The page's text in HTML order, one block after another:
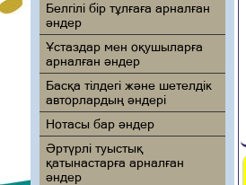
Белгілі бір тұлғаға арналған
әндер
Ұстаздар мен оқушыларға
арналған әндер
Басқа тілдегі және шетелдік
авторлардың әндері
Нотасы бар әндер
Әртүрлі туыстық
қатынастарға арналған
әндер